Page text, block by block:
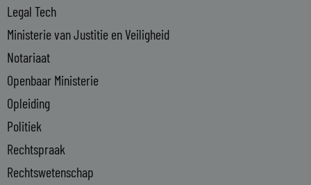
Legal Tech
Ministerie van Justitie en Veiligheid
Notariaat
Openbaar Ministerie
Opleiding
Politiek
Rechtspraak
Rechtswetenschap